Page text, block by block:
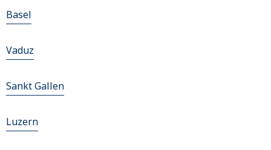
Basel
Vaduz
Sankt Gallen
Luzern